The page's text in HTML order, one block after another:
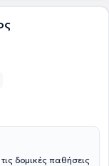
δομικές παθήσεις